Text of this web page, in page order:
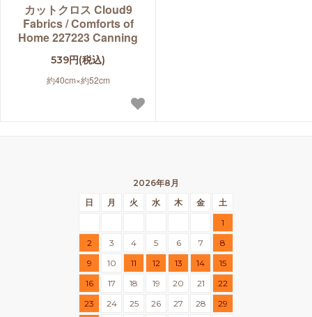
カットクロス Cloud9
Fabrics / Comforts of
Home 227223 Canning
539円(税込)
約40cm×約52cm
2026年8月
日
月 火 水 木 金
土
1
2
3 4 5 6 7
8
9
10 11 12 13 14
15
16
17 18 19 20 21
22
23
24 25 26 27 28
29